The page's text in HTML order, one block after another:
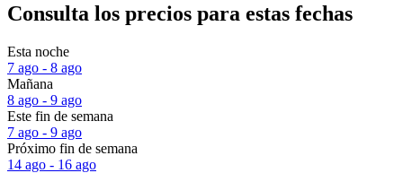
Consulta los precios para estas fechas
Esta noche
7 ago - 8 ago
Mañana
8 ago - 9 ago
Este fin de semana
7 ago - 9 ago
Próximo fin de semana
14 ago - 16 ago